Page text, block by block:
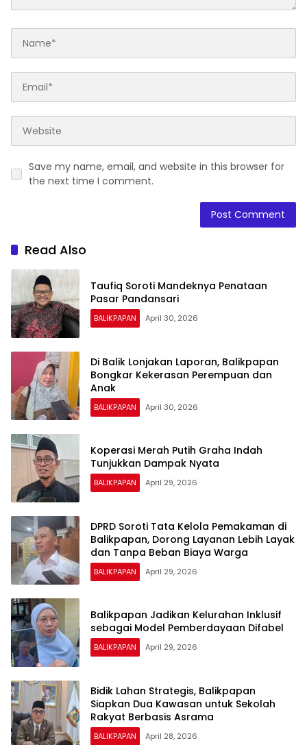
Save my name, email, and website in this browser for
the next time I comment.
Read Also
Taufiq Soroti Mandeknya Penataan
Pasar Pandansari
BALIKPAPAN April 30, 2026
Di Balik Lonjakan Laporan, Balikpapan
Bongkar Kekerasan Perempuan dan
Anak
BALIKPAPAN April 30, 2026
Koperasi Merah Putih Graha Indah
Tunjukkan Dampak Nyata
BALIKPAPAN April 29, 2026
DPRD Soroti Tata Kelola Pemakaman di
Balikpapan, Dorong Layanan Lebih Layak
dan Tanpa Beban Biaya Warga
BALIKPAPAN April 29, 2026
Balikpapan Jadikan Kelurahan Inklusif
sebagai Model Pemberdayaan Difabel
BALIKPAPAN April 29, 2026
Bidik Lahan Strategis, Balikpapan
Siapkan Dua Kawasan untuk Sekolah
Rakyat Berbasis Asrama
BALIKPAPAN April 28, 2026